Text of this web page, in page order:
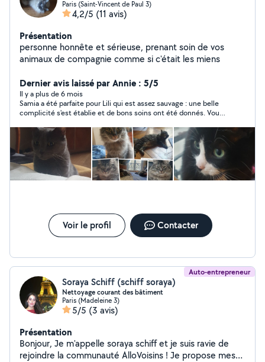
Paris (Saint-Vincent de Paul 3)
4,2/5 (11 avis)
Présentation
personne honnête et sérieuse, prenant soin de vos
animaux de compagnie comme si c'était les miens
Dernier avis laissé par Annie : 5/5
Il y a plus de 6 mois
Samia a été parfaite pour Lili qui est assez sauvage : une belle
complicité s'est établie et de bons soins ont été donnés. Vous
Voir le profil Contacter
Auto-entrepreneur
Soraya Schiff (schiff soraya)
Nettoyage courant des bâtiment
Paris (Madeleine 3)
5/5 (3 avis)
Présentation
Bonjour, Je m'appelle soraya schiff et je suis ravie de
rejoindre la communauté AlloVoisins ! Je propose mes